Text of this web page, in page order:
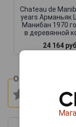
Chateau de
years Арманьяк
Манибан 1970
в деревянной
24 164
Оцените и